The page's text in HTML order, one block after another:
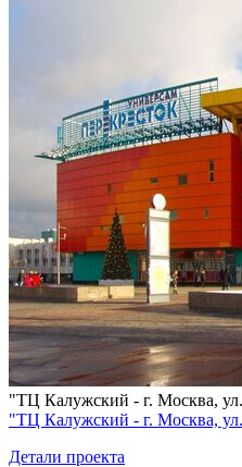
"ТЦ Калужский - г. Москва,
"ТЦ Калужский - г. Москва,
Детали проекта